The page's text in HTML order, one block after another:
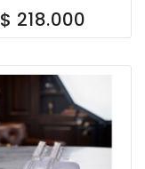
$ 218.000